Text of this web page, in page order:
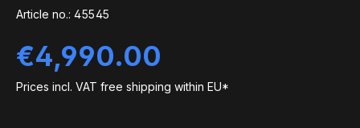
Article no.: 45545
Regular price:
€4,990.00
Prices incl. VAT free shipping within EU*